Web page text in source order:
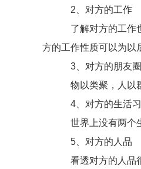
2、对方的工作
了解对方的工作也
方的工作性质可以为以
3、对方的朋友
物以类聚，人以群
4、对方的生活
世界上没有两个生
5、对方的人品
看透对方的人品很